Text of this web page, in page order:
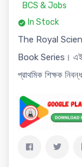
BCS & Jobs
In Stock
The Royal
Book Series। এই
প্রাথমিক শিক্ষক